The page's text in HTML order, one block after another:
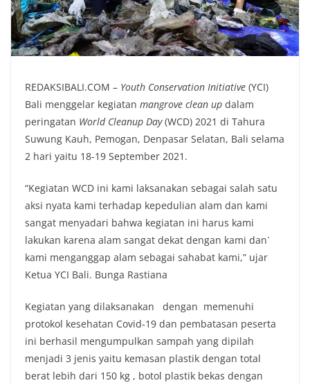
REDAKSIBALI.COM – Youth Conservation Initiative (YCI)
Bali menggelar kegiatan mangrove clean up dalam
peringatan World Cleanup Day(WCD) 2021 di Tahura
Suwung Kauh, Pemogan, Denpasar Selatan, Bali selama
2 hari yaitu 18-19 September 2021.
“Kegiatan WCD ini kami laksanakan sebagai salah satu
aksi nyata kami terhadap kepedulian alam dan kami
sangat menyadari bahwa kegiatan ini harus kami
lakukan karena alam sangat dekat dengan kami dan`
kami menganggap alam sebagai sahabat kami,” ujar
Ketua YCI Bali. Bunga Rastiana
Kegiatan yang dilaksanakan dengan memenuhi
protokol kesehatan Covid-19 dan pembatasan peserta
ini berhasil mengumpulkan sampah yang dipilah
menjadi 3 jenis yaitu kemasan plastik dengan total
berat lebih dari 150 kg , botol plastik bekas dengan